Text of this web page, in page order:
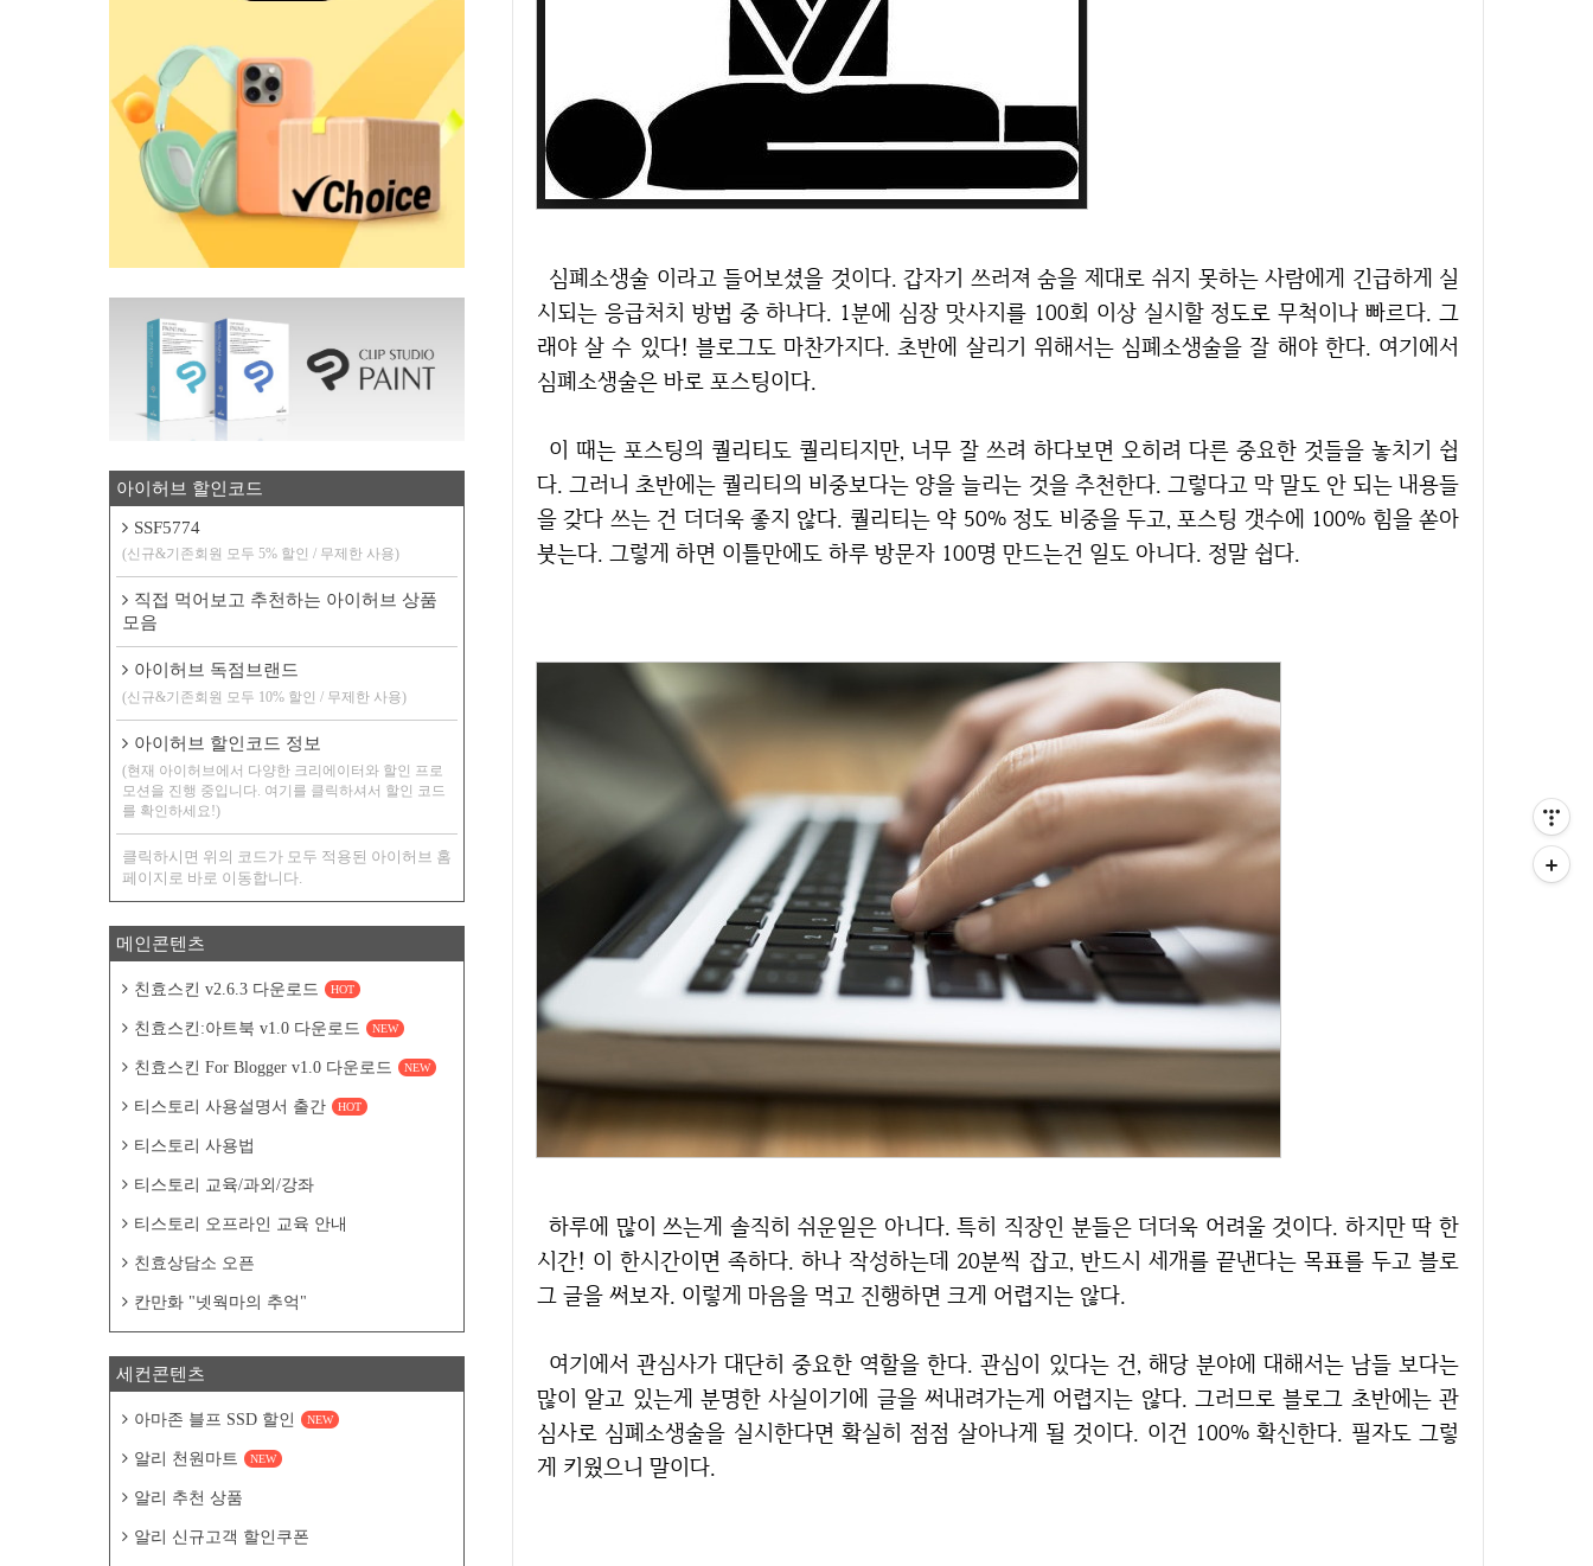
심폐소생술 이라고 들어보셨을 것이다. 갑자기 쓰러져 숨을 제대로 쉬지 못하는 사람에게 긴급하게 실
시되는 응급처치 방법 중 하나다. 1분에 심장 맛사지를 100회 이상 실시할 정도로 무척이나 빠르다. 그
래야 살 수 있다! 블로그도 마찬가지다. 초반에 살리기 위해서는 심폐소생술을 잘 해야 한다. 여기에서
심폐소생술은 바로 포스팅이다.
이 때는 포스팅의 퀄리티도 퀄리티지만, 너무 잘 쓰려 하다보면 오히려 다른 중요한 것들을 놓치기 쉽
다. 그러니 초반에는 퀄리티의 비중보다는 양을 늘리는 것을 추천한다. 그렇다고 막 말도 안 되는 내용들
을 갖다 쓰는 건 더더욱 좋지 않다. 퀄리티는 약 50% 정도 비중을 두고, 포스팅 갯수에 100% 힘을 쏟아
붓는다. 그렇게 하면 이틀만에도 하루 방문자 100명 만드는건 일도 아니다. 정말 쉽다.
하루에 많이 쓰는게 솔직히 쉬운일은 아니다. 특히 직장인 분들은 더더욱 어려울 것이다. 하지만 딱 한
시간! 이 한시간이면 족하다. 하나 작성하는데 20분씩 잡고, 반드시 세개를 끝낸다는 목표를 두고 블로
그 글을 써보자. 이렇게 마음을 먹고 진행하면 크게 어렵지는 않다.
여기에서 관심사가 대단히 중요한 역할을 한다. 관심이 있다는 건, 해당 분야에 대해서는 남들 보다는
많이 알고 있는게 분명한 사실이기에 글을 써내려가는게 어렵지는 않다. 그러므로 블로그 초반에는 관
심사로 심폐소생술을 실시한다면 확실히 점점 살아나게 될 것이다. 이건 100% 확신한다. 필자도 그렇
게 키웠으니 말이다.
아이허브 할인코드
SSF5774
(신규&기존회원 모두 5% 할인 / 무제한 사용)
직접 먹어보고 추천하는 아이허브 상품
모음
아이허브 독점브랜드
(신규&기존회원 모두 10% 할인 / 무제한 사용)
아이허브 할인코드 정보
(현재 아이허브에서 다양한 크리에이터와 할인 프로
모션을 진행 중입니다. 여기를 클릭하셔서 할인 코드
를 확인하세요!)
클릭하시면 위의 코드가 모두 적용된 아이허브 홈
페이지로 바로 이동합니다.
메인콘텐츠
친효스킨 v2.6.3 다운로드 HOT
친효스킨:아트북 v1.0 다운로드 NEW
친효스킨 For Blogger v1.0 다운로드 NEW
티스토리 사용설명서 출간 HOT
티스토리 사용법
티스토리 교육/과외/강좌
티스토리 오프라인 교육 안내
친효상담소 오픈
칸만화 "넷웍마의 추억"
세컨콘텐츠
아마존 블프 SSD 할인 NEW
알리 천원마트 NEW
알리 추천 상품
알리 신규고객 할인쿠폰